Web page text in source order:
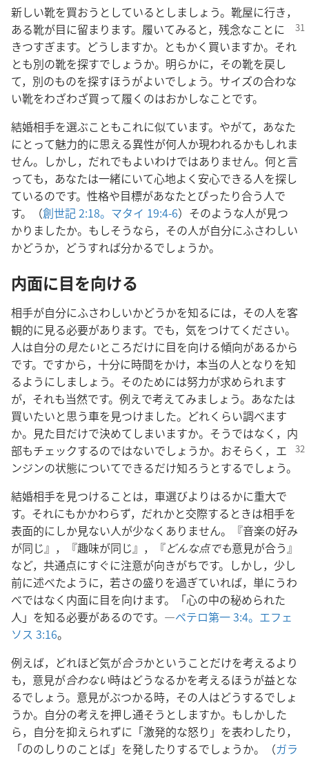
新しい靴を買おうとしているとしましょう。靴屋に行き，
ある靴が目に留まります。履いてみると，残念なことに
きつすぎます。どうしますか。ともかく買いますか。それ
とも別の靴を探すでしょうか。明らかに，その靴を戻し
て，別のものを探すほうがよいでしょう。サイズの合わな
い靴をわざわざ買って履くのはおかしなことです。
結婚相手を選ぶこともこれに似ています。やがて，あなた
にとって魅力的に思える異性が何人か現われるかもしれま
せん。しかし，だれでもよいわけではありません。何と言
っても，あなたは一緒にいて心地よく安心できる人を探し
ているのです。性格や目標があなたとぴったり合う人で
す。（創世記 2:18。 マタイ 19:4-6）そのような人が見つ
かりましたか。もしそうなら，その人が自分にふさわしい
かどうか，どうすれば分かるでしょうか。
内面に目を向ける
相手が自分にふさわしいかどうかを知るには，その人を客
観的に見る必要があります。でも，気をつけてください。
人は自分の 見たいところだけに目を向ける傾向があるから
です。ですから，十分に時間をかけ，本当の人となりを知
るようにしましょう。そのためには努力が求められます
が，それも当然です。例えで考えてみましょう。あなたは
買いたいと思う車を見つけました。どれくらい調べます
か。見た目だけで決めてしまいますか。そうではなく，内
部もチェックするのではないでしょうか。 おそらく，エ
ンジンの状態についてできるだけ知ろうとするでしょう。
結婚相手を見つけることは，車選びよりはるかに重大で
す。それにもかかわらず，だれかと交際するときは相手を
表面的にしか見ない人が少なくありません。『音楽の好み
が同じ』，『趣味が同じ』，『どんな点でも意見が合う』
など，共通点にすぐに注意が向きがちです。しかし，少し
前に述べたように，若さの盛りを過ぎていれば，単にうわ
べではなく内面に目を向けます。「心の中の秘められた
人」を知る必要があるのです。―ペテロ第一 3:4。 エフェ
ソス 3:16。
例えば，どれほど気が合うかということだけを考えるより
も，意見が合わない時はどうなるかを考えるほうが益とな
るでしょう。意見がぶつかる時，その人はどうするでしょ
うか。自分の考えを押し通そうとしますか。もしかした
ら，自分を抑えられずに「激発的な怒り」を表わしたり，
「ののしりのことば」を発したりするでしょうか。（ガラ